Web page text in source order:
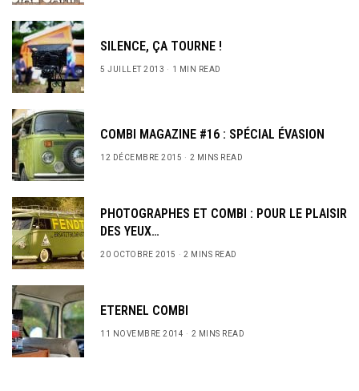
SILENCE, ÇA TOURNE !
5 JUILLET 2013 1 MIN READ
COMBI MAGAZINE #16 : SPÉCIAL ÉVASION
12 DÉCEMBRE 2015 2 MINS READ
PHOTOGRAPHES ET COMBI : POUR LE PLAISIR
DES YEUX…
20 OCTOBRE 2015 2 MINS READ
ETERNEL COMBI
11 NOVEMBRE 2014 2 MINS READ